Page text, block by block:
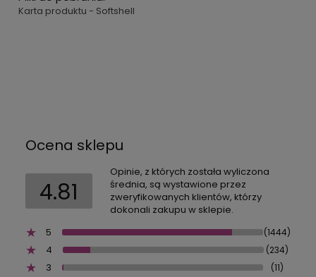
Karta produktu - Softshell
Ocena sklepu
4.81
Opinie, z których została wyliczona
średnia, są wystawione przez
zweryfikowanych klientów, którzy
dokonali zakupu w sklepie.
5
(1444)
4 (234)
3 (11)